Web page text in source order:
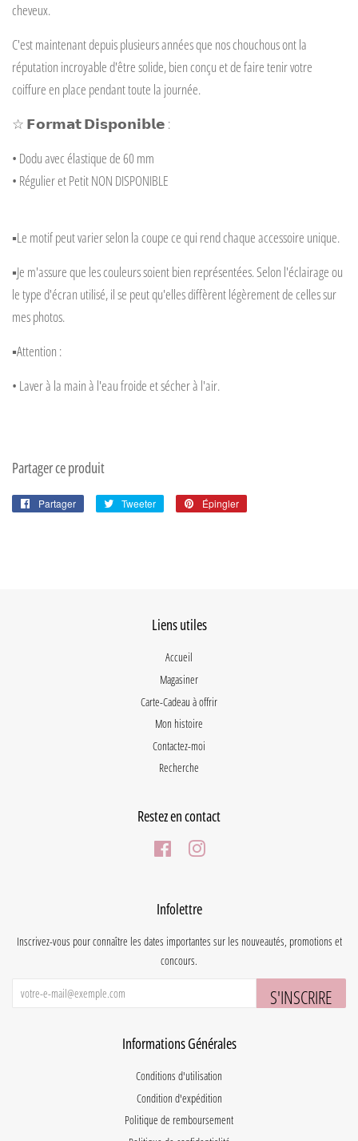
cheveux.
C'est maintenant depuis plusieurs années que nos chouchous ont la
réputation incroyable d'être solide, bien conçu et de faire tenir votre
coiffure en place pendant toute la journée.
☆ 𝗙𝗼𝗿𝗺𝗮𝘁𝗗𝗶𝘀𝗽𝗼𝗻𝗶𝗯𝗹𝗲 :
• Dodu avec élastique de 60 mm
• Régulier et Petit NON DISPONIBLE
▪️Le motif peut varier selon la coupe ce qui rend chaque accessoire unique.
▪️Je m'assure que les couleurs soient bien représentées. Selon l'éclairage ou
le type d'écran utilisé, il se peut qu'elles diffèrent légèrement de celles sur
mes photos.
▪️Attention :
• Laver à la main à l'eau froide et sécher à l'air.
Partager ce produit
Partager
Partager Tweeter
Tweeter
Épingler
Liens utiles
Accueil
Magasiner
Carte-Cadeau à offrir
Mon histoire
Contactez-moi
Recherche
Restez en contact
FacebookInstagram
Infolettre
Inscrivez-vous pour connaître les dates importantes sur les nouveautés, promotions et
concours.
S'INSCRIRE
Informations Générales
Conditions d'utilisation
Condition d'expédition
Politique de remboursement